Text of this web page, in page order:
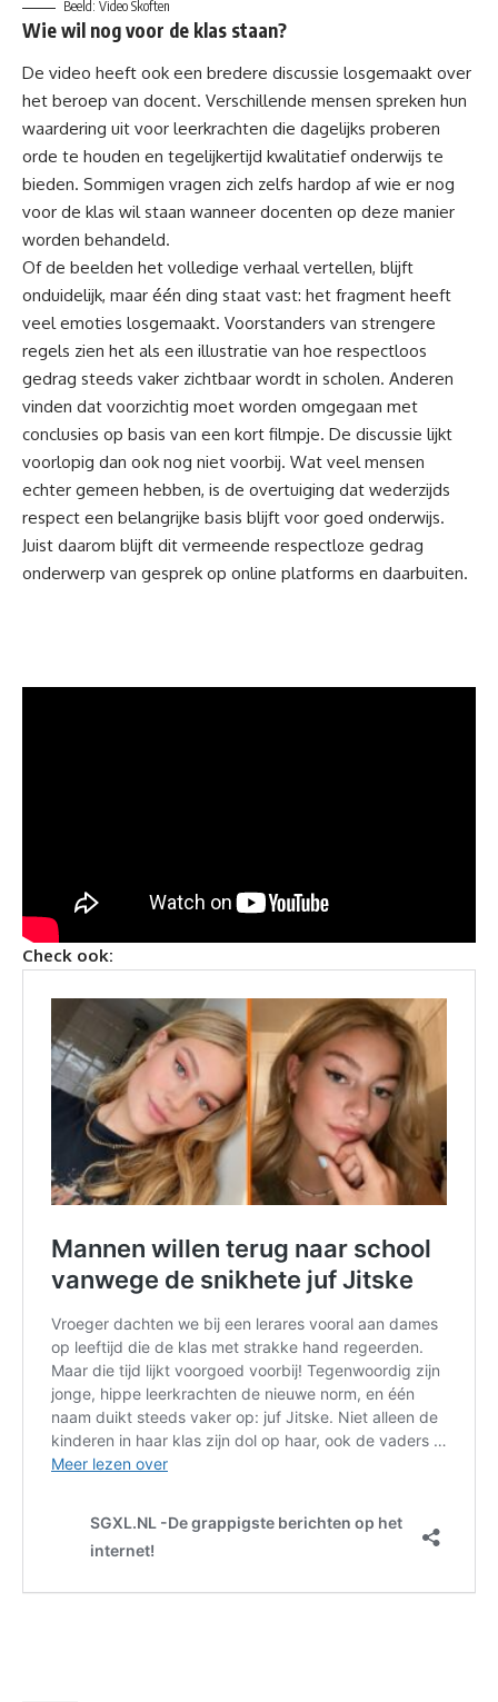
Beeld: Video Skoften
Wie wil nog voor de klas staan?
De video heeft ook een bredere discussie losgemaakt over
het beroep van docent. Verschillende mensen spreken hun
waardering uit voor leerkrachten die dagelijks proberen
orde te houden en tegelijkertijd kwalitatief onderwijs te
bieden. Sommigen vragen zich zelfs hardop af wie er nog
voor de klas wil staan wanneer docenten op deze manier
worden behandeld.
Of de beelden het volledige verhaal vertellen, blijft
onduidelijk, maar één ding staat vast: het fragment heeft
veel emoties losgemaakt. Voorstanders van strengere
regels zien het als een illustratie van hoe respectloos
gedrag steeds vaker zichtbaar wordt in scholen. Anderen
vinden dat voorzichtig moet worden omgegaan met
conclusies op basis van een kort filmpje. De discussie lijkt
voorlopig dan ook nog niet voorbij. Wat veel mensen
echter gemeen hebben, is de overtuiging dat wederzijds
respect een belangrijke basis blijft voor goed onderwijs.
Juist daarom blijft dit vermeende respectloze gedrag
onderwerp van gesprek op online platforms en daarbuiten.
Check ook: